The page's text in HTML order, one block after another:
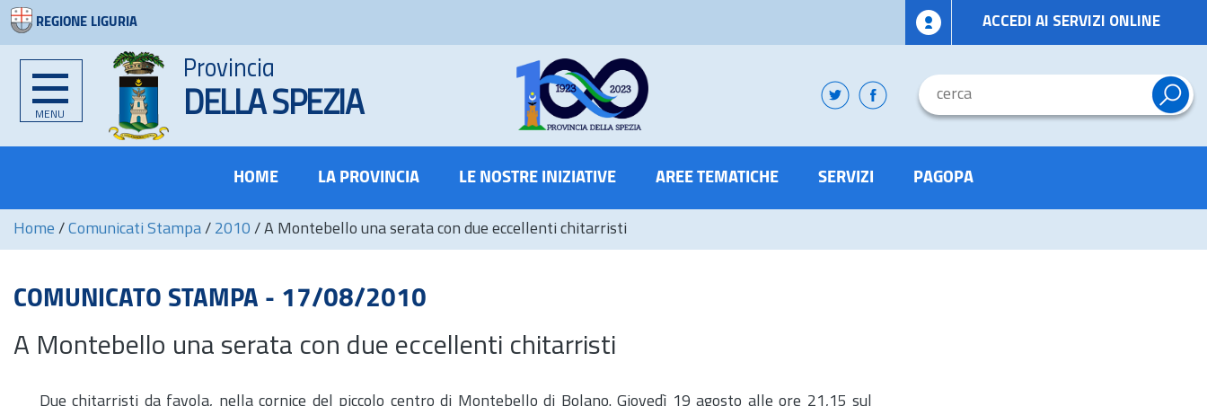
REGIONE LIGURIA ACCEDI AI SERVIZI ONLINE
MENU
Provincia
DELLA SPEZIA
HOME LA PROVINCIA LE NOSTRE INIZIATIVE AREE TEMATICHE SERVIZI PAGOPA
Home / Comunicati Stampa / 2010 / A Montebello una serata con due eccellenti chitarristi
COMUNICATO STAMPA - 17/08/2010
A Montebello una serata con due eccellenti chitarristi
Due chitarristi da favola, nella cornice del piccolo centro di Montebello di Bolano. Giovedì 19 agosto alle ore 21,15 sul